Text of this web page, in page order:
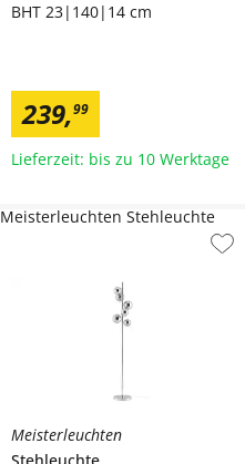
BHT 23|140|14 cm
239,99
Lieferzeit: bis zu 10 Werktage
Meisterleuchten
Stehleuchte
Meisterleuchten Stehleuchte